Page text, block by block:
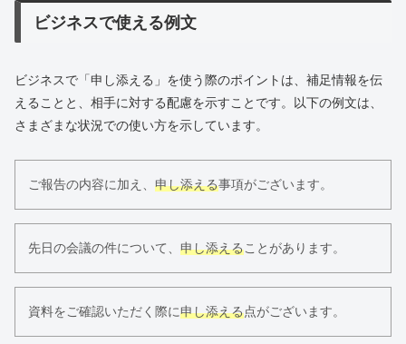
ビジネスで使える例文
ビジネスで「申し添える」を使う際のポイントは、補足情報を伝
えることと、相手に対する配慮を示すことです。以下の例文は、
さまざまな状況での使い方を示しています。
ご報告の内容に加え、 申し添える事項がございます。
先日の会議の件について、 申し添えることがあります。
資料をご確認いただく際に申し添える点がございます。